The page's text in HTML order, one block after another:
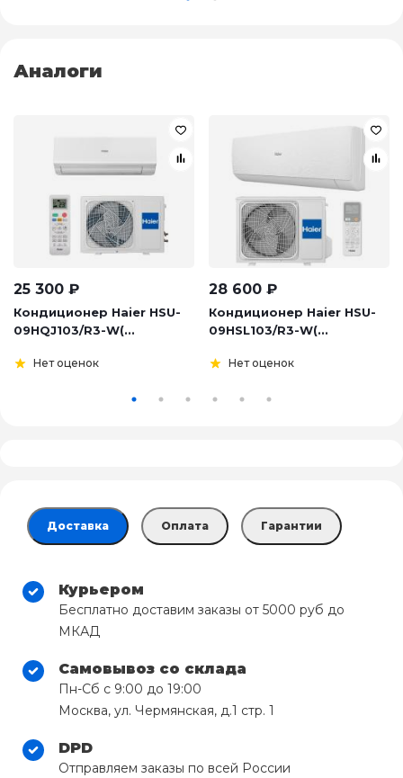
Аналоги
25 300 ₽
Кондиционер Haier HSU-
09HQJ103/R3-W(...
Нет оценок
28 600 ₽
Кондиционер Haier HSU-
09HSL103/R3-W(...
Нет оценок
Доставка Оплата Гарантии
Курьером
Бесплатно доставим заказы от 5000 руб до
МКАД
Самовывоз со склада
Пн-Сб с 9:00 до 19:00
Москва, ул. Чермянская, д.1 стр. 1
DPD
Отправляем заказы по всей России